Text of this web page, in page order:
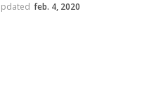
feb. 4, 2020